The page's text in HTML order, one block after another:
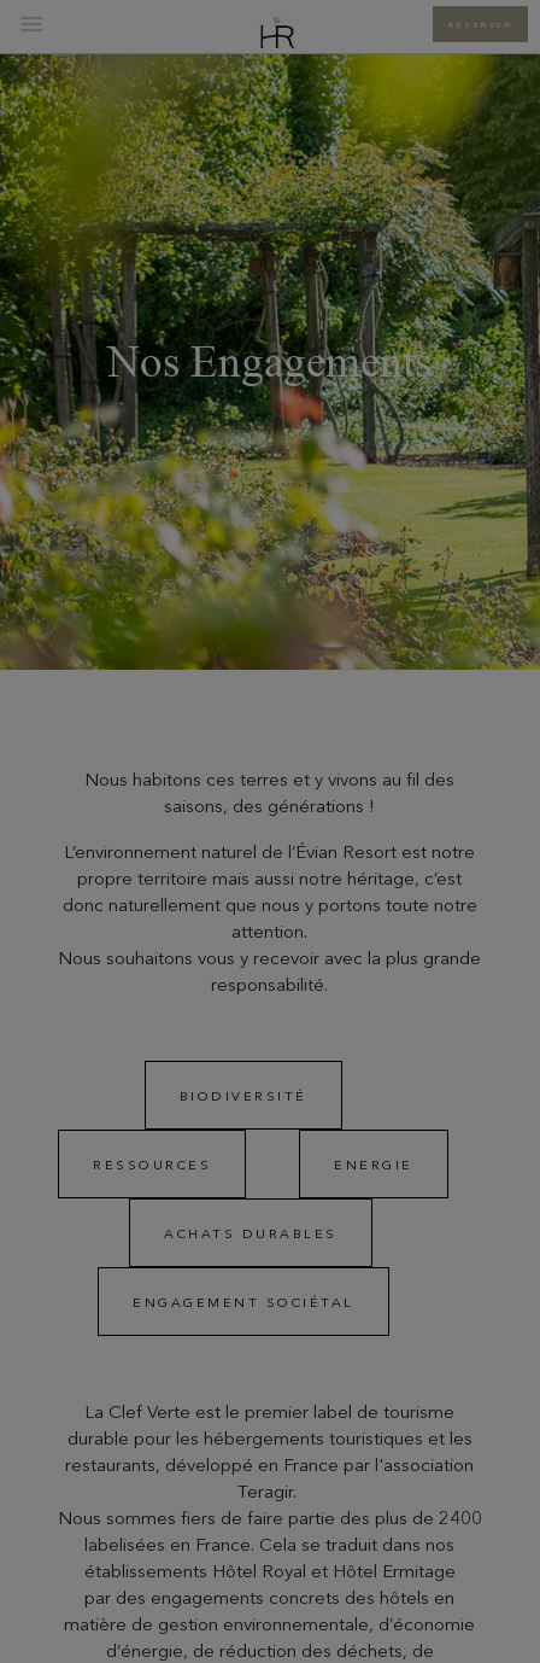
RÉSERVER
Nos Engagements
Nous habitons ces terres et y vivons au fil des
saisons, des générations !
L’environnement naturel de l’Évian Resort est notre
propre territoire mais aussi notre héritage, c’est
donc naturellement que nous y portons toute notre
attention.
Nous souhaitons vous y recevoir avec la plus grande
responsabilité.
BIODIVERSITÉ
RESSOURCES ENERGIE
ACHATS DURABLES
ENGAGEMENT SOCIÉTAL
La Clef Verte est le premier label de tourisme
durable pour les hébergements touristiques et les
restaurants, développé en France par l'association
Teragir.
Nous sommes fiers de faire partie des plus de 2400
labelisées en France. Cela se traduit dans nos
établissements Hôtel Royal et Hôtel Ermitage
par des engagements concrets des hôtels en
matière de gestion environnementale, d’économie
d’énergie, de réduction des déchets, de